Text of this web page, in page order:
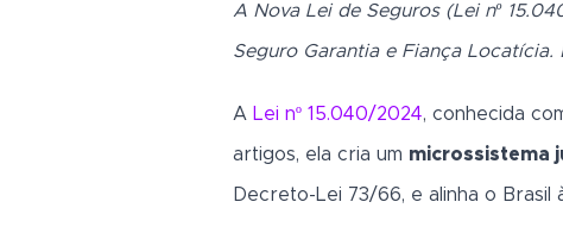
A Nova Lei de Seguros (Lei nº
Seguro Garantia e Fiança Locatícia.
A Lei nº 15.040/2024, conhecida
artigos, ela cria um microssistema
Decreto-Lei 73/66, e alinha o Brasil